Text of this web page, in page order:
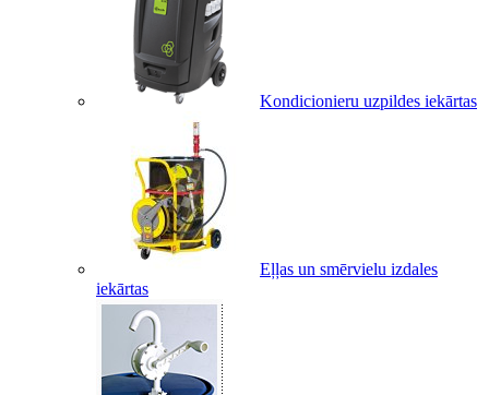
Kondicionieru uzpildes iekārtas
Eļļas un smērvielu izdales
iekārtas